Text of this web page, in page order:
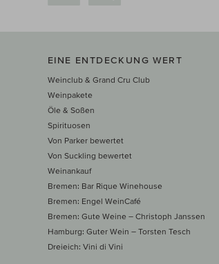
EINE ENTDECKUNG WERT
Weinclub & Grand Cru Club
Weinpakete
Öle & Soßen
Spirituosen
Von Parker bewertet
Von Suckling bewertet
Weinankauf
Bremen: Bar Rique Winehouse
Bremen: Engel WeinCafé
Bremen: Gute Weine – Christoph Janssen
Hamburg: Guter Wein – Torsten Tesch
Dreieich: Vini di Vini